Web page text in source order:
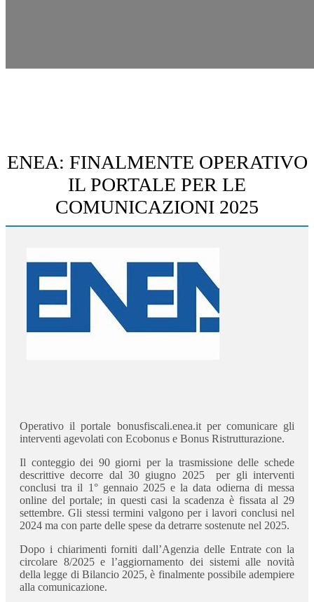
ENEA: FINALMENTE OPERATIVO
IL PORTALE PER LE
COMUNICAZIONI 2025
Operativo il portale bonusfiscali.enea.it per comunicare gli
interventi agevolati con Ecobonus e Bonus Ristrutturazione.
Il conteggio dei 90 giorni per la trasmissione delle schede
descrittive decorre dal 30 giugno 2025 per gli interventi
conclusi tra il 1° gennaio 2025 e la data odierna di messa
online del portale; in questi casi la scadenza è fissata al 29
settembre. Gli stessi termini valgono per i lavori conclusi nel
2024 ma con parte delle spese da detrarre sostenute nel 2025.
Dopo i chiarimenti forniti dall’Agenzia delle Entrate con la
circolare 8/2025 e l’aggiornamento dei sistemi alle novità
della legge di Bilancio 2025, è finalmente possibile adempiere
alla comunicazione.